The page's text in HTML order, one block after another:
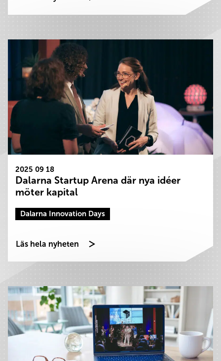
2025 09 18
Dalarna Startup Arena där nya idéer
möter kapital
Dalarna Innovation Days
Läs hela nyheten